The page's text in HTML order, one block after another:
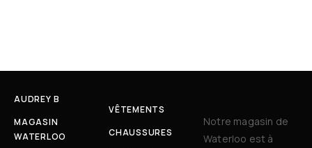
AUDREY B
MAGASIN
WATERLOO
VÊTEMENTS
CHAUSSURES
Notre magasin de
Waterloo est à